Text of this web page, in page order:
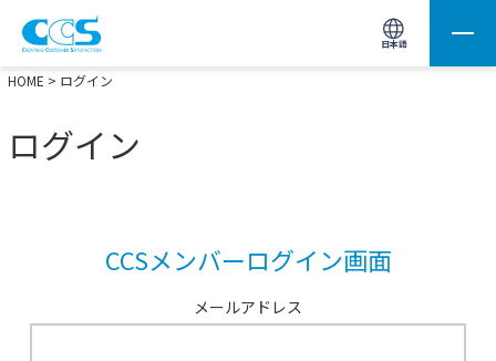
日本語
画像処理用の製品検索 サイト内検索(Enterで実行)
HOME > ログイン
ログイン
CCSメンバーログイン画面
メールアドレス